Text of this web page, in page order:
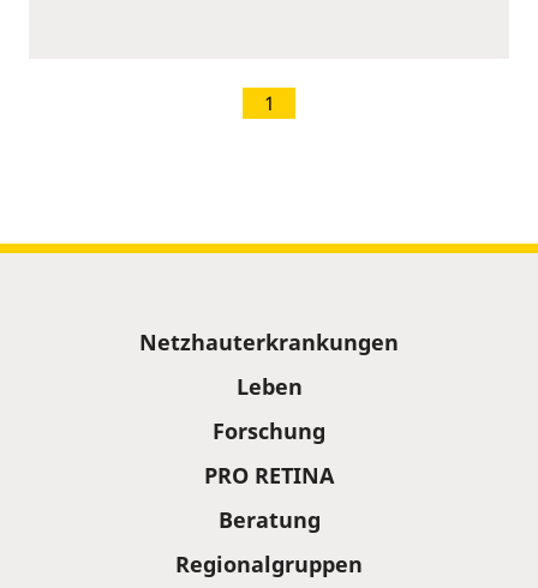
1
Netzhauterkrankungen
Leben
Forschung
PRO RETINA
Beratung
Regionalgruppen